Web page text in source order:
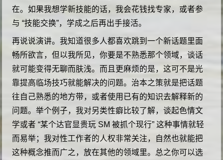
在。如果我想学新技能的话，我会花钱找专家，或者参
与 “技能交换”，学成之后再出手接活。
再说说演讲。我知道很多人都喜欢跳到一个新话题里面
畅所欲言，但以我所见，你要是不熟悉那个领域，谈话
就可能变得无聊而肤浅。而且更麻烦的是，这可不是光
靠提高临场技巧就能解决的问题。治本之策就是把话题
往自己熟悉的地方带，或者使用已有的知识去解释新的
问题。举个例子，我对另类性癖比较了解，谈起色情文
学或者 “某个达官显贵玩 SM 被抓个现行” 这种事情就轻
而易举；我对性工作者的人权非常关注，自然也就能把
这种概念推而广之，放在其他的领域里。总之你可以选